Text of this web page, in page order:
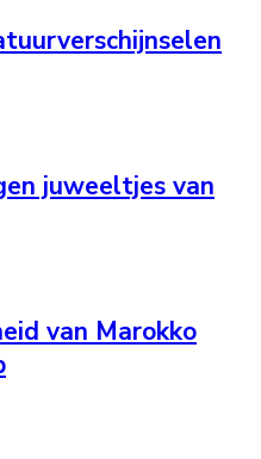
juweeltjes van
van Marokko